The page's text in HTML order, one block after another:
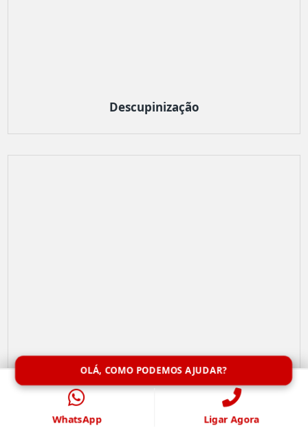
Descupinização
Limpeza de Caixa de Água
OLÁ, COMO PODEMOS AJUDAR?
WhatsApp Ligar Agora